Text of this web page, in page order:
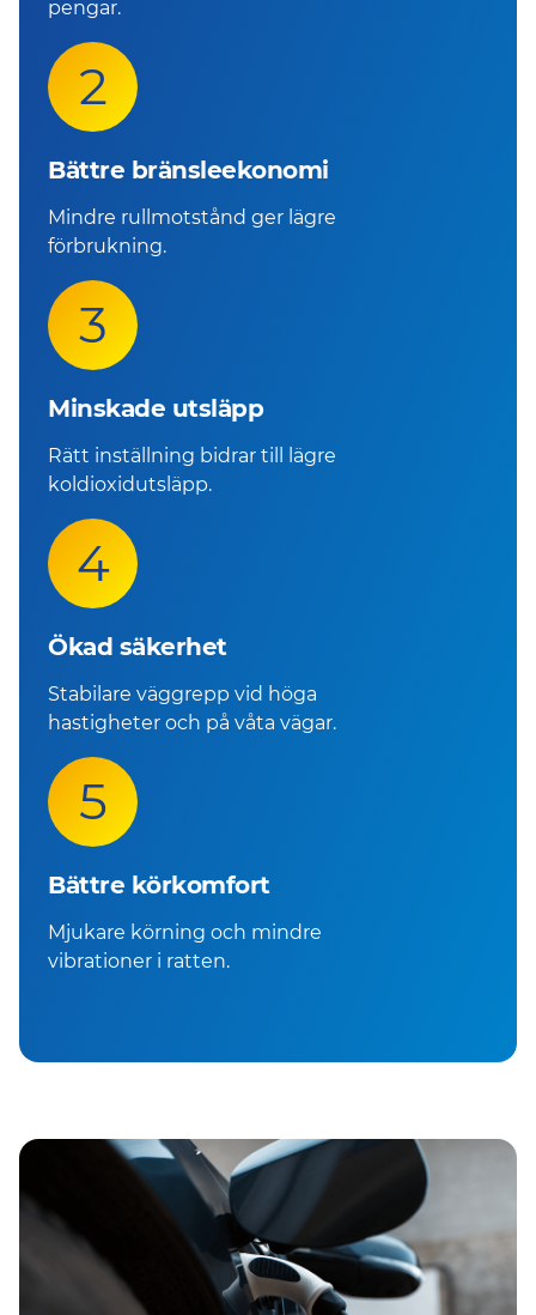
pengar.
2
Bättre bränsleekonomi
Mindre rullmotstånd ger lägre
förbrukning.
3
Minskade utsläpp
Rätt inställning bidrar till lägre
koldioxidutsläpp.
4
Ökad säkerhet
Stabilare väggrepp vid höga
hastigheter och på våta vägar.
5
Bättre körkomfort
Mjukare körning och mindre
vibrationer i ratten.